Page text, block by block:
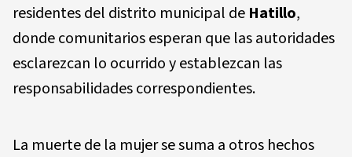
residentes del distrito municipal de Hatillo,
donde comunitarios esperan que las autoridades
esclarezcan lo ocurrido y establezcan las
responsabilidades correspondientes.
La muerte de la mujer se suma a otros hechos